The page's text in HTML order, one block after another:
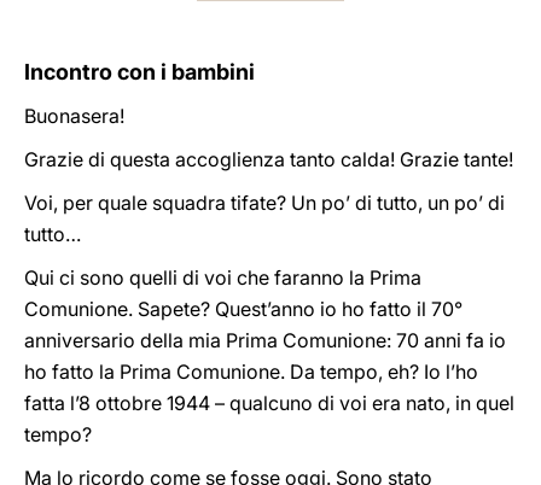
Incontro con i bambini
Buonasera!
Grazie di questa accoglienza tanto calda! Grazie tante!
Voi, per quale squadra tifate? Un po’ di tutto, un po’ di
tutto…
Qui ci sono quelli di voi che faranno la Prima
Comunione. Sapete? Quest’anno io ho fatto il 70°
anniversario della mia Prima Comunione: 70 anni fa io
ho fatto la Prima Comunione. Da tempo, eh? Io l’ho
fatta l’8 ottobre 1944 – qualcuno di voi era nato, in quel
tempo?
Ma lo ricordo come se fosse oggi. Sono stato